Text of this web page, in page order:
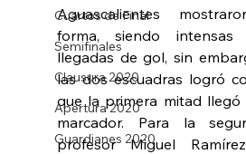
Cuartos de Final
Semifinales
Clausura 2020
Apertura 2020
Guardianes 2020
Aguascalientes
forma, siendo
llegadas de gol, sin
las dos escuadras logró
que la primera mitad
marcador. Para la
profesor Miguel